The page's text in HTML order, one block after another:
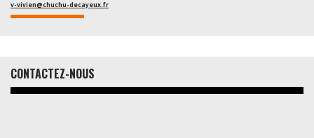
v-vivien@chuchu-decayeux.fr
CONTACTEZ-NOUS